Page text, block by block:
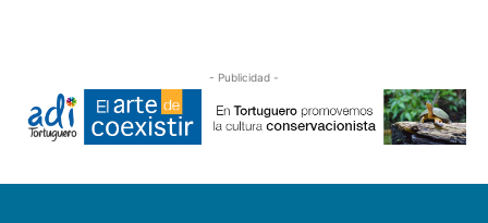
- Publicidad -